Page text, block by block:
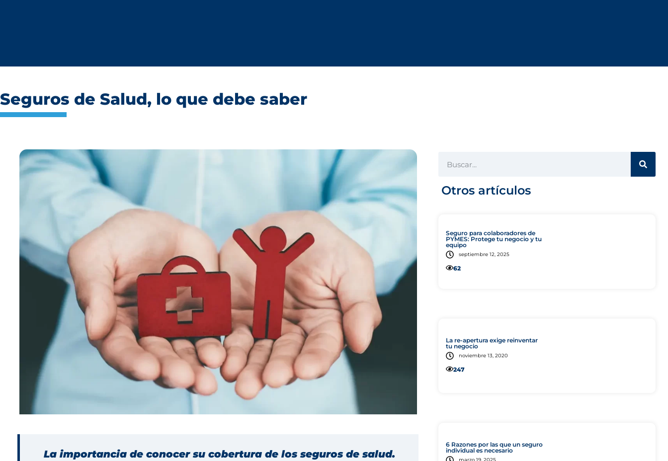
Seguros de Salud, lo que debe saber
La importancia de conocer su cobertura de los seguros de salud.
Otros artículos
Seguro para colaboradores de
PYMES: Protege tu negocio y tu
equipo
septiembre 12, 2025
62
La re-apertura exige reinventar
tu negocio
noviembre 13, 2020
247
6 Razones por las que un seguro
individual es necesario